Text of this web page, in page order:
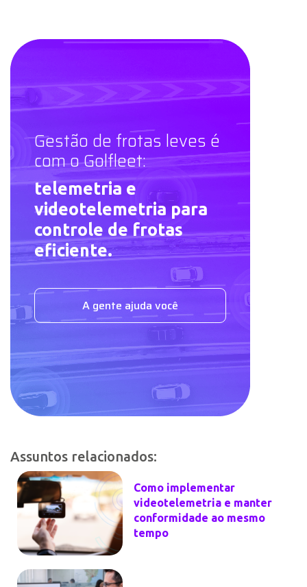
Gestão de frotas leves é
com o Golfleet:
telemetria e
videotelemetria para
controle de frotas
eficiente.
A gente ajuda você
Assuntos relacionados:
Como implementar
videotelemetria e manter
conformidade ao mesmo
tempo